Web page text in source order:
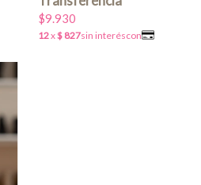
$9.930